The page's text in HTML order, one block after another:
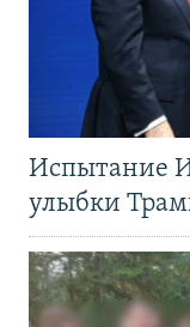
Испытание
улыбки